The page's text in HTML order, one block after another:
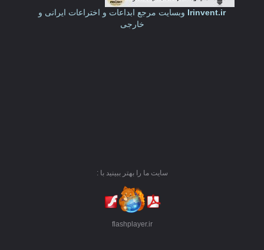
Irinvent.irوبسایت مرجع ابداعات و اختراعات ایرانی و
خارجی
سایت ما را بهتر ببینید با :
flashplayer.ir